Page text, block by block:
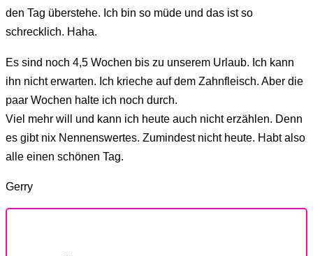
den Tag überstehe. Ich bin so müde und das ist so
schrecklich. Haha.
Es sind noch 4,5 Wochen bis zu unserem Urlaub. Ich kann
ihn nicht erwarten. Ich krieche auf dem Zahnfleisch. Aber die
paar Wochen halte ich noch durch.
Viel mehr will und kann ich heute auch nicht erzählen. Denn
es gibt nix Nennenswertes. Zumindest nicht heute. Habt also
alle einen schönen Tag.
Gerry